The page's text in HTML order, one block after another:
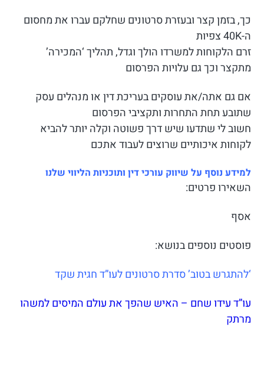
כך, בזמן קצר ובעזרת סרטונים שחלקם עברו את מחסום
ה-40K צפיות
זרם הלקוחות למשרדו הולך וגדל, תהליך ‘המכירה’
מתקצר וכך גם עלויות הפרסום
אם גם אתה/את עוסקים בעריכת דין או מנהלים עסק
שתובע תחת התחרות ותקציבי הפרסום
חשוב לי שתדעו שיש דרך פשוטה וקלה יותר להביא
לקוחות איכותיים שרוצים לעבוד אתכם
למידע נוסף על שיווק עורכי דין ותוכניות הליווי שלנו
השאירו פרטים:
אסף
פוסטים נוספים בנושא:
‘להתגרש בטוב’ סדרת סרטונים לעו”ד חגית שקד
עו”ד עידו שחם – האיש שהפך את עולם המיסים למשהו
מרתק